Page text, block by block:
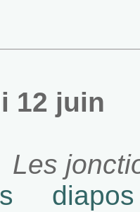
12 juin
Les
diapos